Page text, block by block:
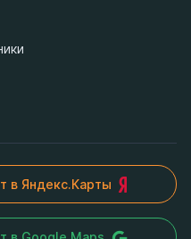
в Яндекс.Карты